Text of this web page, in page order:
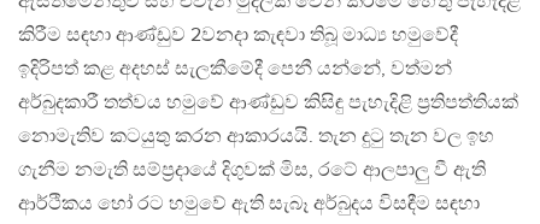
කිරීම සඳහා ආණ්ඩුව 2වනදා කැඳවා තිබූ මාධ්‍ය හමුවේදී
ඉදිරිපත් කළ අදහස් සැලකීමේදී පෙනී යන්නේ, වත්මන්
අර්බුදකාරී තත්වය හමුවේ ආණ්ඩුව කිසිඳු පැහැදිළි ප්‍රතිපත්තියක්
නොමැතිව කටයුතු කරන ආකාරයයි. තැන දුටු තැන වල ඉහ
ගැනීම නමැති සම්ප්‍රදායේ දිගුවක් මිස, රටේ ආලපාලු වී ඇති
ආර්ථිකය හෝ රට හමුවේ ඇති සැබෑ අර්බුදය විසඳීම සඳහා